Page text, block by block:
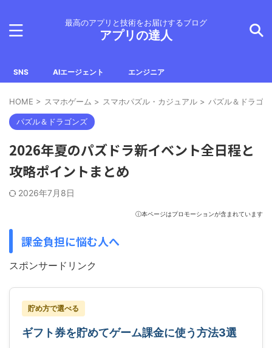
最高のアプリと技術をお届けするブログ
アプリの達人
SNS AIエージェント エンジニア
HOME > スマホゲーム > スマホパズル・カジュアル > パズル＆ドラゴ
パズル＆ドラゴンズ
2026年夏のパズドラ新イベント全日程と
攻略ポイントまとめ
2026年7月8日
ⓘ本ページはプロモーションが含まれています
課金負担に悩む人へ
スポンサードリンク
貯め方で選べる
ギフト券を貯めてゲーム課金に使う方法3選